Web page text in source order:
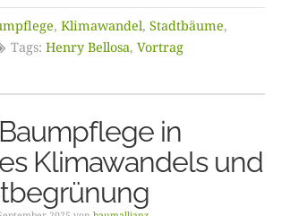
, Klimawandel, Stadtbäume,
Tags: Henry Bellosa, Vortrag
in
Klimawandels und